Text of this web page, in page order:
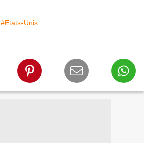
#Etats-Unis